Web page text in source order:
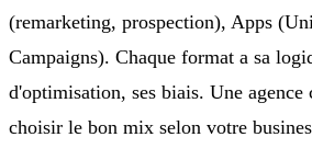
(remarketing, prospection), Apps
Campaigns). Chaque format a sa
d'optimisation, ses biais. Une
choisir le bon mix selon votre